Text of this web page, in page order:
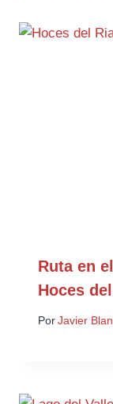
Ruta en
Hoces
Por Javier